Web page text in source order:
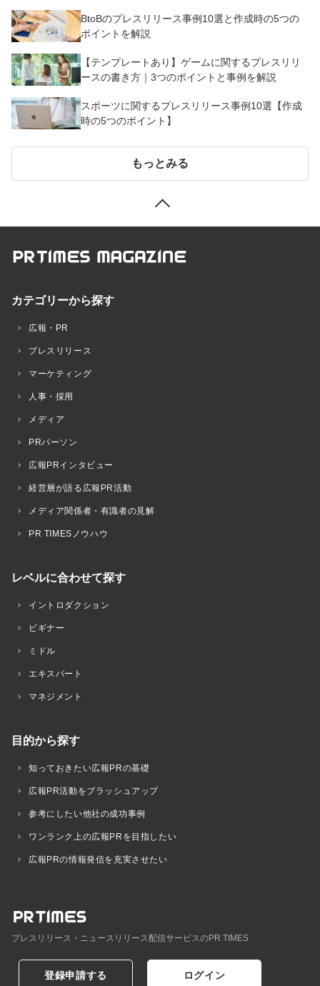
BtoBのプレスリリース事例10選と作成時の5つの
ポイントを解説
【テンプレートあり】ゲームに関するプレスリリ
ースの書き方｜3つのポイントと事例を解説
スポーツに関するプレスリリース事例10選【作成
時の5つのポイント】
もっとみる
カテゴリーから探す
広報・PR
プレスリリース
マーケティング
人事・採用
メディア
PRパーソン
広報PRインタビュー
経営層が語る広報PR活動
メディア関係者・有識者の見解
PR TIMESノウハウ
レベルに合わせて探す
イントロダクション
ビギナー
ミドル
エキスパート
マネジメント
目的から探す
知っておきたい広報PRの基礎
広報PR活動をブラッシュアップ
参考にしたい他社の成功事例
ワンランク上の広報PRを目指したい
広報PRの情報発信を充実させたい
プレスリリース・ニュースリリース配信サービスのPR TIMES
登録申請する ログイン